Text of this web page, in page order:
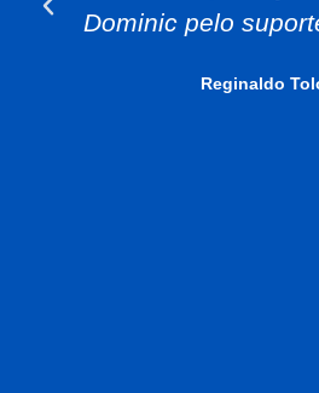
Dominic pelo
Reginaldo